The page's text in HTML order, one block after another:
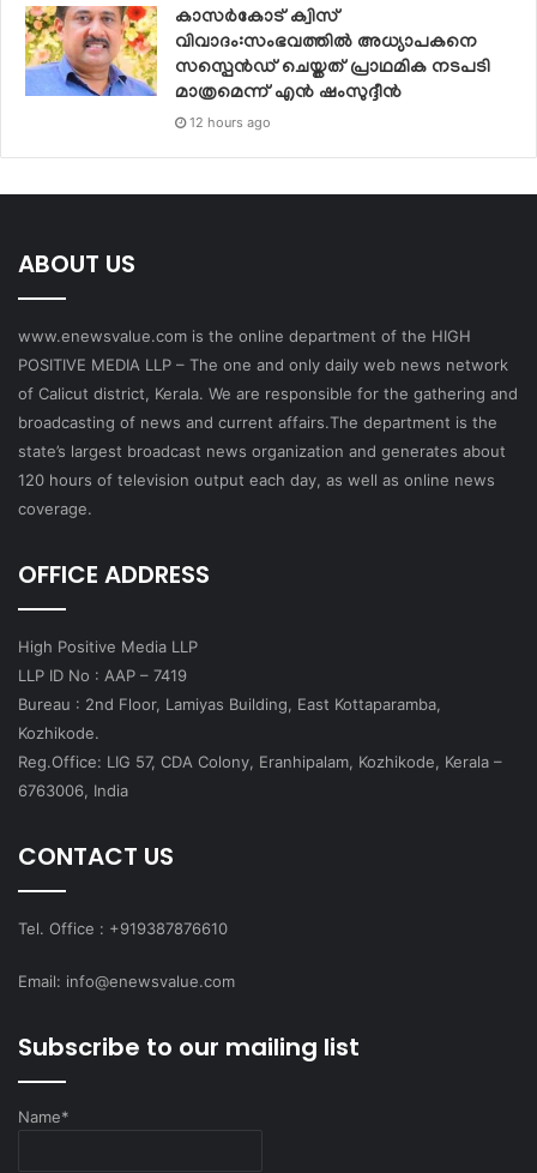
കാസർകോട് ക്വിസ്
വിവാദം:സംഭവത്തിൽ അധ്യാപകനെ
സസ്പെൻഡ് ചെയ്തത് പ്രാഥമിക നടപടി
മാത്രമെന്ന് എൻ ഷംസുദ്ദീൻ
12 hours ago
ABOUT US
www.enewsvalue.com is the online department of the HIGH
POSITIVE MEDIA LLP – The one and only daily web news network
of Calicut district, Kerala. We are responsible for the gathering and
broadcasting of news and current affairs.The department is the
state’s largest broadcast news organization and generates about
120 hours of television output each day, as well as online news
coverage.
OFFICE ADDRESS
High Positive Media LLP
LLP ID No : AAP – 7419
Bureau : 2nd Floor, Lamiyas Building, East Kottaparamba,
Kozhikode.
Reg.Office: LIG 57, CDA Colony, Eranhipalam, Kozhikode, Kerala –
6763006, India
CONTACT US
Tel. Office : +919387876610
Email: info@enewsvalue.com
Subscribe to our mailing list
Name*